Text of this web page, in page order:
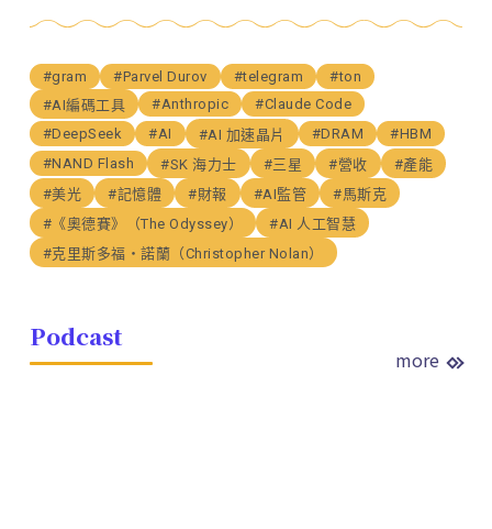
#gram #Parvel Durov #telegram
#ton
#AI編碼工具
#Anthropic
#Claude Code
#DeepSeek
#AI #AI 加速晶片 #DRAM
#HBM
#NAND Flash
#SK 海力士 #三星 #營收
#產能
#美光
#記憶體 #財報 #AI監管
#馬斯克
#《奧德賽》（The Odyssey）
#AI 人工智慧
#克里斯多福・諾蘭（Christopher Nolan）
Podcast
more